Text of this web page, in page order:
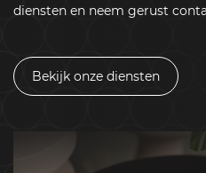
diensten en neem gerust
Bekijk onze diensten